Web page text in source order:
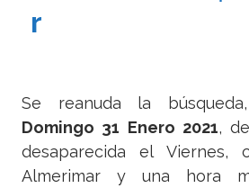
r
Se reanuda la
Domingo 31 Enero 2021,
desaparecida el Viernes,
Almerimar y una hora